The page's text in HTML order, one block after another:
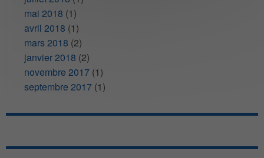
mai 2018 (1)
avril 2018 (1)
mars 2018 (2)
janvier 2018 (2)
novembre 2017 (1)
septembre 2017 (1)